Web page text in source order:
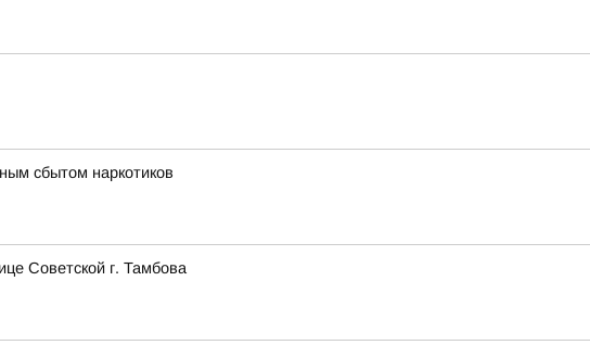
сбытом наркотиков
Советской г. Тамбова